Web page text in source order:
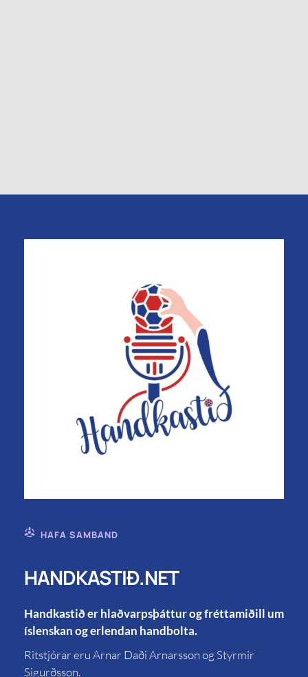
HAFA SAMBAND
HANDKASTIÐ.NET
Handkastið er hlaðvarpsþáttur og fréttamiðill um
íslenskan og erlendan handbolta.
Ritstjórar eru Arnar Daði Arnarsson og Styrmir
Sigurðsson.